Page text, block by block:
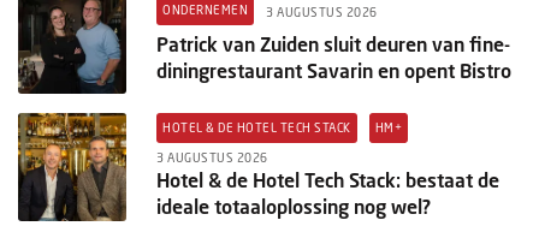
ONDERNEMEN 3 AUGUSTUS 2026
Patrick van Zuiden sluit deuren van fine-
diningrestaurant Savarin en opent Bistro
HOTEL & DE HOTEL TECH STACK HM+
3 AUGUSTUS 2026
Hotel & de Hotel Tech Stack: bestaat de
ideale totaaloplossing nog wel?